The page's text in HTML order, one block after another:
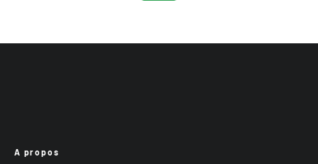
A propos